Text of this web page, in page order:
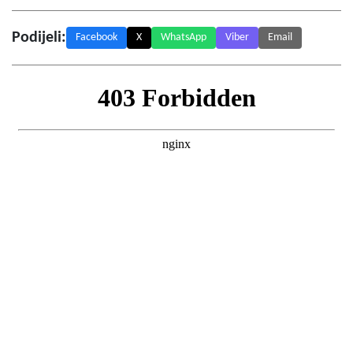
Podijeli: Facebook X WhatsApp Viber Email